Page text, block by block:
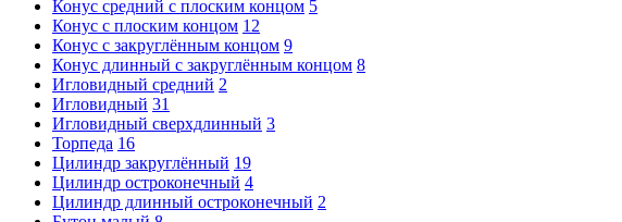
Конус средний с плоским концом 5
Конус с плоским концом 12
Конус с закруглённым концом 9
Конус длинный с закруглённым концом 8
Игловидный средний 2
Игловидный 31
Игловидный сверхдлинный 3
Торпеда 16
Цилиндр закруглённый 19
Цилиндр остроконечный 4
Цилиндр длинный остроконечный 2